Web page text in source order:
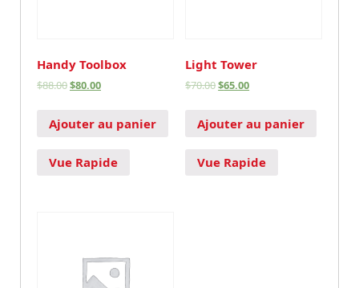
Handy Toolbox
$88.00$80.00
Ajouter au panier
Vue Rapide
Light Tower
$70.00$65.00
Ajouter au panier
Vue Rapide